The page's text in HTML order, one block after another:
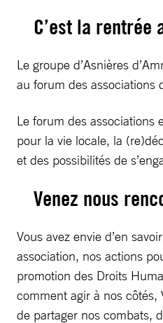
C’est la rentrée
Le groupe d’Asnières
au forum des associations
Le forum des associations
pour la vie locale, la
et des possibilités de
Venez nous
Vous avez envie d’en
association, nos actions
promotion des Droits
comment agir à nos côtés,
de partager nos combats,